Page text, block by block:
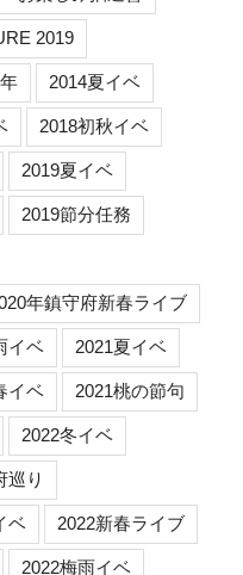
2019
2014夏イベ
2018初秋イベ
2019夏イベ
2019節分任務
年鎮守府新春ライブ
イベ 2021夏イベ
イベ 2021桃の節句
2022冬イベ
巡り
ベ 2022新春ライブ
2022梅雨イベ